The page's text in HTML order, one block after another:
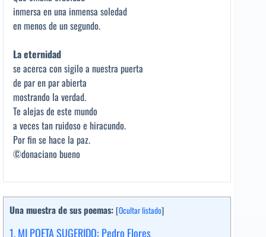
inmersa en una inmensa soledad
en menos de un segundo.
La eternidad
se acerca con sigilo a nuestra puerta
de par en par abierta
mostrando la verdad.
Te alejas de este mundo
a veces tan ruidoso e hiracundo.
Por fin se hace la paz.
©donaciano bueno
Una muestra de sus poemas: [Ocultar listado]
1.MI POETA SUGERIDO: Pedro Flores